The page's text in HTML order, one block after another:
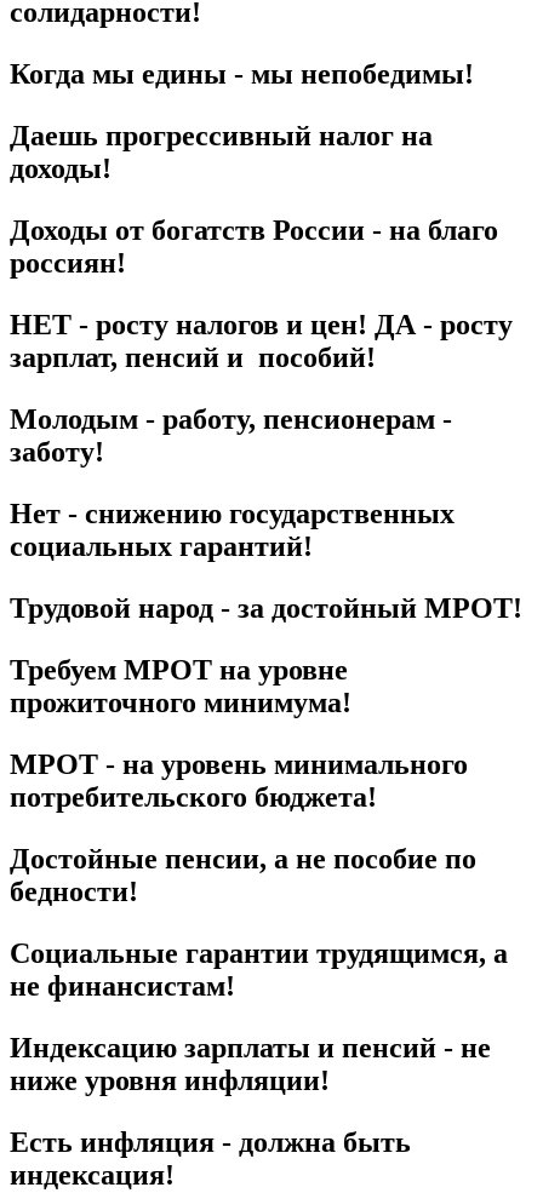
солидарности!
Когда мы едины - мы непобедимы!
Даешь прогрессивный налог на
доходы!
Доходы от богатств России - на благо
россиян!
НЕТ - росту налогов и цен! ДА - росту
зарплат, пенсий и пособий!
Молодым - работу, пенсионерам -
заботу!
Нет - снижению государственных
социальных гарантий!
Трудовой народ - за достойный МРОТ!
Требуем МРОТ на уровне
прожиточного минимума!
МРОТ - на уровень минимального
потребительского бюджета!
Достойные пенсии, а не пособие по
бедности!
Социальные гарантии трудящимся, а
не финансистам!
Индексацию зарплаты и пенсий - не
ниже уровня инфляции!
Есть инфляция - должна быть
индексация!